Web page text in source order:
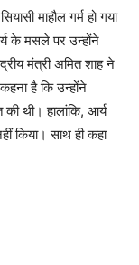
माहौल गर्म हो गया
के मसले पर उन्होंने
मंत्री अमित शाह ने
है कि उन्होंने
थी। हालांकि, आर्य
किया। साथ ही कहा